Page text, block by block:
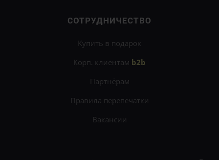
СОТРУДНИЧЕСТВО
Купить в подарок
Корп. клиентам b2b
Партнёрам
Правила перепечатки
Вакансии